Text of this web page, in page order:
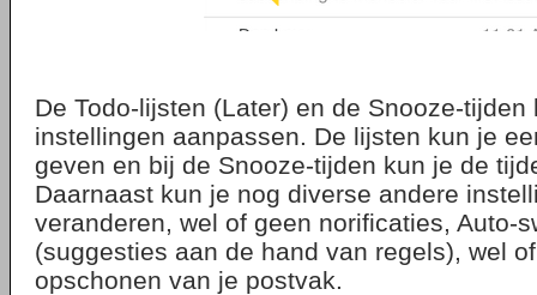
De Todo-lijsten (Later) en de Snooze-tijden
instellingen aanpassen. De lijsten kun je
geven en bij de Snooze-tijden kun je de
Daarnaast kun je nog diverse andere
veranderen, wel of geen norificaties, Auto-
(suggesties aan de hand van regels), wel
opschonen van je postvak.